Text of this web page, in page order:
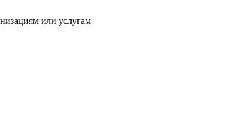
или услугам